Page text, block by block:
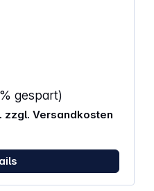
gespart)
zzgl. Versandkosten